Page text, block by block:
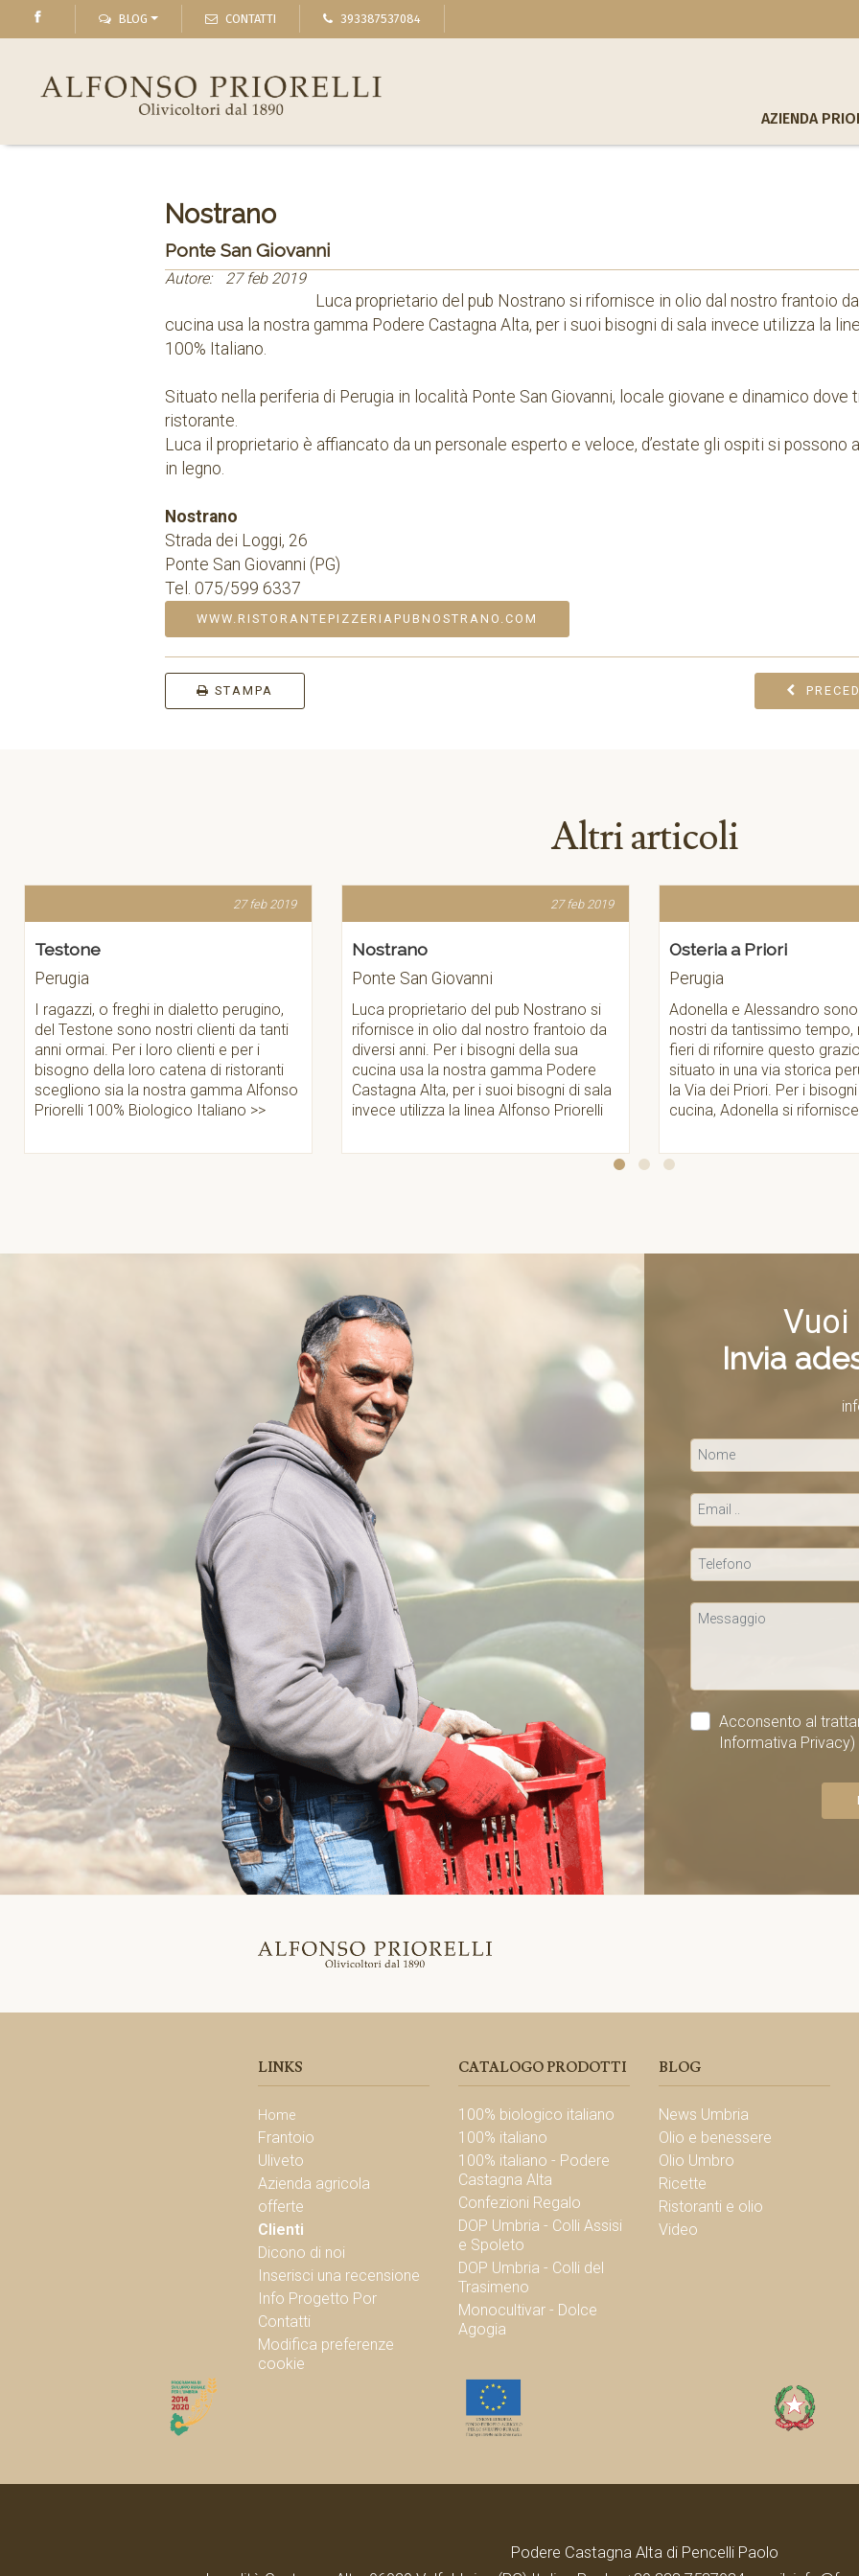
BLOG CONTATTI 393387537084
AZIENDA
Nostrano
Ponte San Giovanni
Autore: 27 feb 2019
Luca proprietario del pub Nostrano si rifornisce in olio dal nostro frantoio
cucina usa la nostra gamma Podere Castagna Alta, per i suoi bisogni di sala invece utilizza la
100% Italiano.
Situato nella periferia di Perugia in località Ponte San Giovanni, locale giovane e dinamico dove
ristorante.
Luca il proprietario è affiancato da un personale esperto e veloce, d’estate gli ospiti si possono
in legno.
Nostrano
Strada dei Loggi, 26
Ponte San Giovanni (PG)
Tel. 075/599 6337
WWW.RISTORANTEPIZZERIAPUBNOSTRANO.COM
STAMPA
Altri articoli
27 feb 2019
Nostrano
Luca proprietario del pub Nostrano si
rifornisce in olio dal nostro frantoio da
diversi anni. Per i bisogni della sua
cucina usa la nostra gamma Podere
Castagna Alta, per i suoi bisogni di sala
invece utilizza la linea Alfonso Priorelli
27 feb 2019
Osteria a Priori
Perugia
Adonella e Alessandro sono clienti
nostri da tantissimo tempo, noi siamo
fieri di rifornire questo grazioso locale
situato in una via storica perugina come
la Via dei Priori. Per i bisogni della
cucina, Adonella si rifornisce con la >>
Ristorante del
Situato nel centro
inserito all'interno
etrusche gode di
su tutta la valle
Orfeo ed Andrea,
dei veri maestri
La >>
Vuoi
Invia
Acconsento al
Informativa Privacy)
LINKS
Home
Frantoio
Uliveto
Azienda agricola
offerte
Clienti
Dicono di noi
Inserisci una recensione
Info Progetto Por
Contatti
Modifica preferenze
cookie
CATALOGO PRODOTTI
100% biologico italiano
100% italiano
100% italiano - Podere
Castagna Alta
Confezioni Regalo
DOP Umbria - Colli Assisi
e Spoleto
DOP Umbria - Colli del
Trasimeno
Monocultivar - Dolce
Agogia
BLOG
News Umbria
Olio e benessere
Olio Umbro
Ricette
Ristoranti e olio
Video
Podere Castagna Alta di Pencelli Paolo